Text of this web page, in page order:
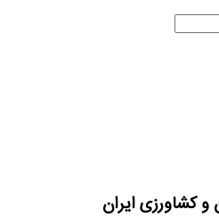
و کشاورزی ایران